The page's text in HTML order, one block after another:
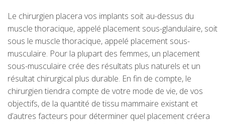
Le chirurgien placera vos implants soit au-dessus du
muscle thoracique, appelé placement sous-glandulaire, soit
sous le muscle thoracique, appelé placement sous-
musculaire. Pour la plupart des femmes, un placement
sous-musculaire crée des résultats plus naturels et un
résultat chirurgical plus durable. En fin de compte, le
chirurgien tiendra compte de votre mode de vie, de vos
objectifs, de la quantité de tissu mammaire existant et
d’autres facteurs pour déterminer quel placement créera